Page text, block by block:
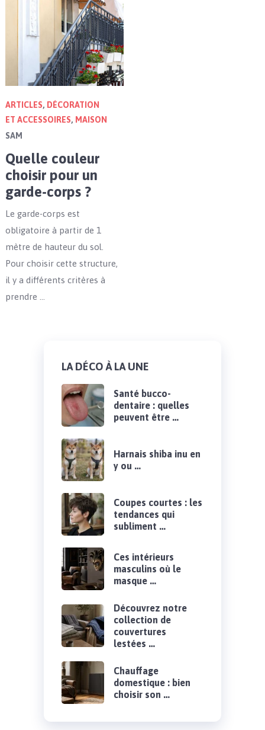
ARTICLES, DÉCORATION
ET ACCESSOIRES, MAISON
SAM
Quelle couleur
choisir pour un
garde-corps ?
Le garde-corps est
obligatoire à partir de 1
mètre de hauteur du sol.
Pour choisir cette structure,
il y a différents critères à
prendre …
LA DÉCO À LA UNE
Santé bucco-
dentaire : quelles
peuvent être …
Harnais shiba inu en
y ou …
Coupes courtes : les
tendances qui
subliment …
Ces intérieurs
masculins où le
masque …
Découvrez notre
collection de
couvertures
lestées …
Chauffage
domestique : bien
choisir son …